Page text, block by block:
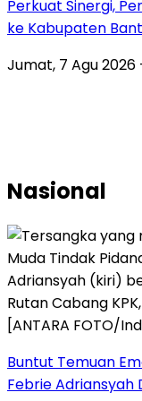
Perkuat Sinergi,
ke Kabupaten
Jumat, 7 Agu 2026
Nasional
Buntut Temuan
Febrie Adriansyah